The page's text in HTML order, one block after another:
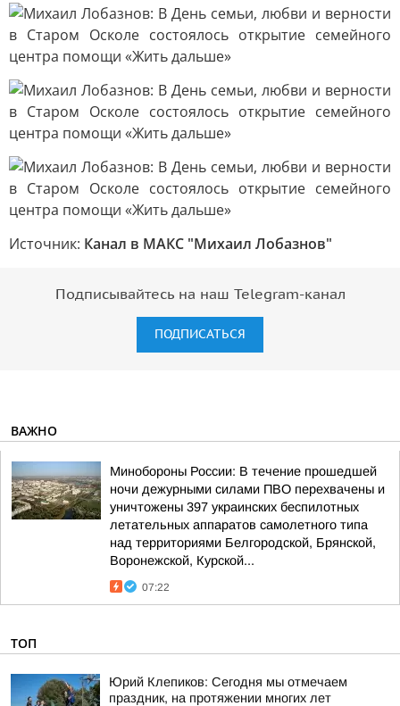
Источник: Канал в МАКС "Михаил Лобазнов"
Подписывайтесь на наш Telegram-канал
ПОДПИСАТЬСЯ
ВАЖНО
Минобороны России: В течение прошедшей
ночи дежурными силами ПВО перехвачены и
уничтожены 397 украинских беспилотных
летательных аппаратов самолетного типа
над территориями Белгородской, Брянской,
Воронежской, Курской...
07:22
ТОП
Юрий Клепиков: Сегодня мы отмечаем
праздник, на протяжении многих лет